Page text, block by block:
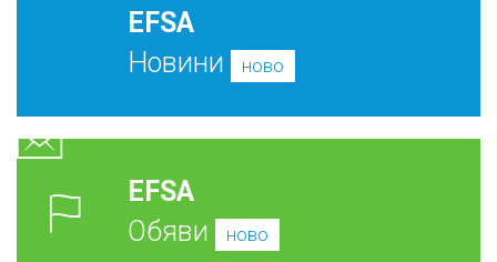
EFSA
Новини
ново
EFSA
Обяви
ново